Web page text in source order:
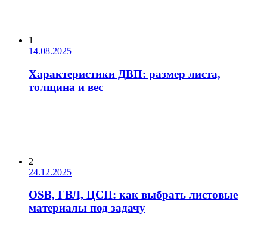
1
14.08.2025
Характеристики ДВП: размер листа,
толщина и вес
2
24.12.2025
OSB, ГВЛ, ЦСП: как выбрать листовые
материалы под задачу